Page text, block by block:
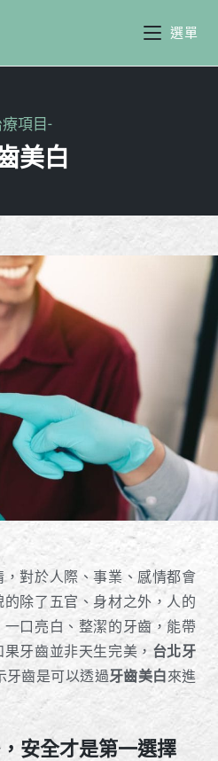
選單
療項目-
美白
對於人際、事業、感情都會
除了五官、身材之外，人的
口亮白、整潔的牙齒，能帶
牙齒並非天生完美， 台北牙
牙齒是可以透過牙齒美白來進
安全才是第一選擇